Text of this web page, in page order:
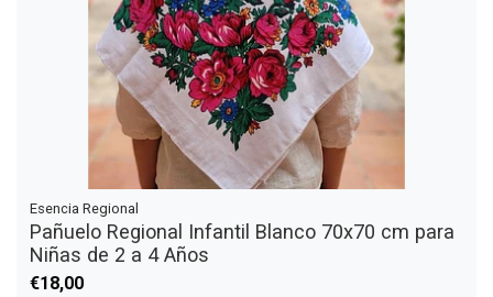
Esencia Regional
Pañuelo Regional Infantil Blanco 70x70 cm para
Niñas de 2 a 4 Años
€18,00